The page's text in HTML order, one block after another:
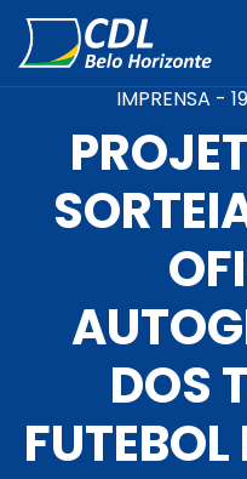
IMPRENSA -
DOS